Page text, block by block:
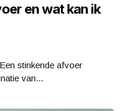
en wat kan ik
stinkende afvoer
van...